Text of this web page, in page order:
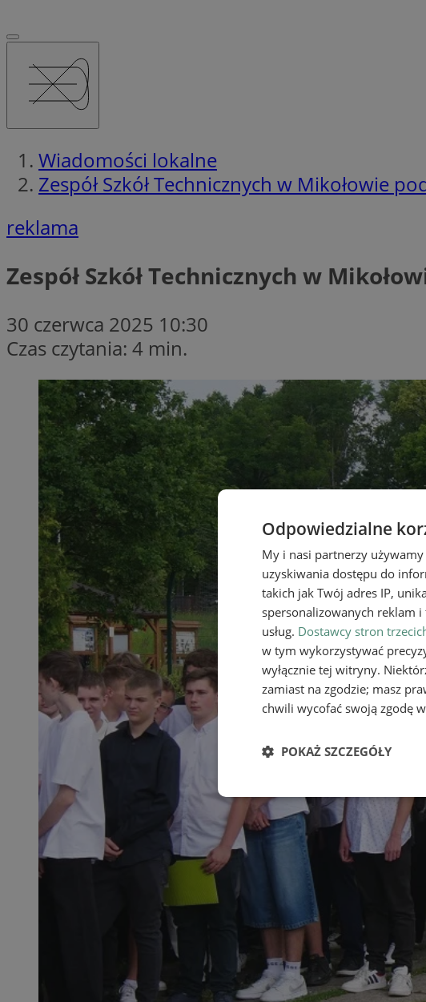
Wiadomości lokalne
Zespół Szkół Technicznych w Mikołowie
reklama
Zespół Szkół Technicznych w
30 czerwca 2025 10:30
Czas czytania: 4 min.
Odpowiedzialne
My i nasi partnerzy
uzyskiwania dostępu do
takich jak Twój adres IP,
spersonalizowanych reklam
usług. Dostawcy stron
w tym wykorzystywać
wyłącznie tej witryny.
zamiast na zgodzie; masz
chwili wycofać swoją zgodę w
POKAŻ SZCZEGÓŁY
Niezbędne
Niezbędne pliki cookie
zarządzanie kontem. Bez
Nazwa